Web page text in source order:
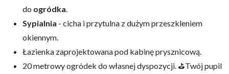
do ogródka
Sypialnia - cicha i przytulna z dużym przeszkleniem
okiennym.
Łazienka zaprojektowana pod kabinę prysznicową.
20 metrowy ogródek do własnej dyspozycji. ⛳Twój pupil